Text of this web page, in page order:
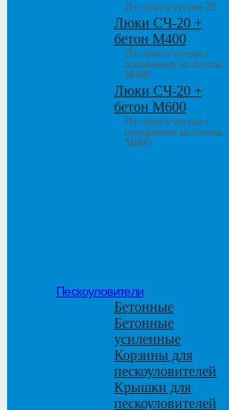
Из серого чугуна 20
Люки СЧ-20 +
бетон М400
Из серого чугуна с
основанием из бетона
М400
Люки СЧ-20 +
бетон М600
Из серого чугуна с
основанием из бетона
М600
Пескоуловители
Бетонные
Бетонные
усиленные
Корзины для
пескоуловителей
Крышки для
пескоуловителей